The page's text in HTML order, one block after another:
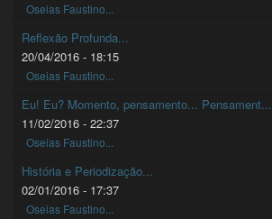
Oseias Faustino...
Reflexão Profunda...
20/04/2016 - 18:15
Oseias Faustino...
Eu! Eu? Momento, pensamento... Pensament...
11/02/2016 - 22:37
Oseias Faustino...
História e Periodização...
02/01/2016 - 17:37
Oseias Faustino...